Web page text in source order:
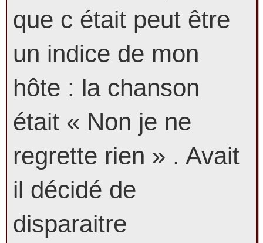
que c était peut être
un indice de mon
hôte : la chanson
était « Non je ne
regrette rien » . Avait
il décidé de
disparaitre